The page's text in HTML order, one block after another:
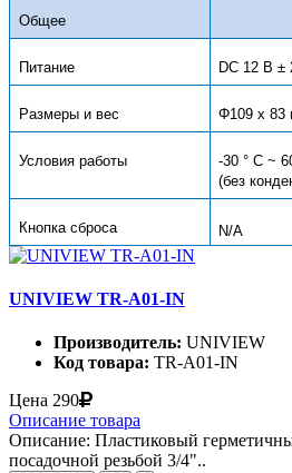
Общее
Питание DC 12 В ±
Размеры и вес Φ109 x 83
Условия работы
-30 ° C ~
(без
Кнопка сброса N/A
UNIVIEW TR-A01-IN
Производитель: UNIVIEW
Код товара: TR-A01-IN
Цена 290
Описание товара
Описание: Пластиковый
посадочной резьбой 3/4"..